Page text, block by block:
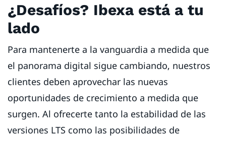
¿Desafíos? Ibexa está a tu
lado
Para mantenerte a la vanguardia a medida que
el panorama digital sigue cambiando, nuestros
clientes deben aprovechar las nuevas
oportunidades de crecimiento a medida que
surgen. Al ofrecerte tanto la estabilidad de las
versiones LTS como las posibilidades de